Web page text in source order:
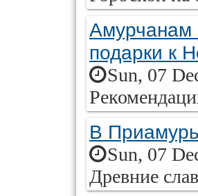
Амурчанам
подарки к
Sun, 07
В
Sun, 07
Древние